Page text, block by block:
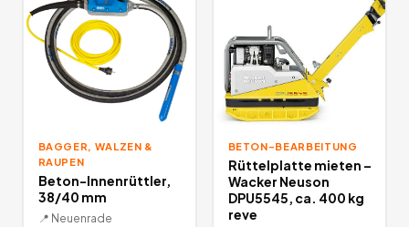
BAGGER, WALZEN &
RAUPEN
Beton-Innenrüttler,
38/40 mm
📍 Neuenrade
BETON-BEARBEITUNG
Rüttelplatte mieten –
Wacker Neuson
DPU5545, ca. 400 kg
reve